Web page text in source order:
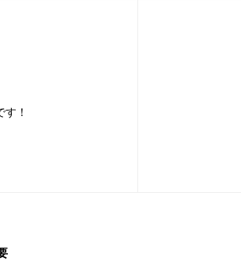
！